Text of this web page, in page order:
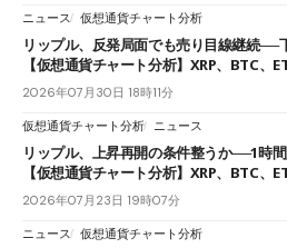
ニュース 仮想通貨チャート分析
リップル、反発局面でも売り目線継続──
【仮想通貨チャート分析】XRP、BTC、
2026年07月30日 18時11分
仮想通貨チャート分析 ニュース
リップル、上昇再開の条件整うか──1時
【仮想通貨チャート分析】XRP、BTC、
2026年07月23日 19時07分
ニュース 仮想通貨チャート分析